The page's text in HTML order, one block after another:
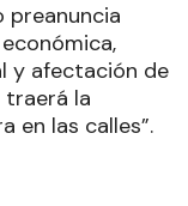
preanuncia
y afectación de
traerá la
en las calles”.